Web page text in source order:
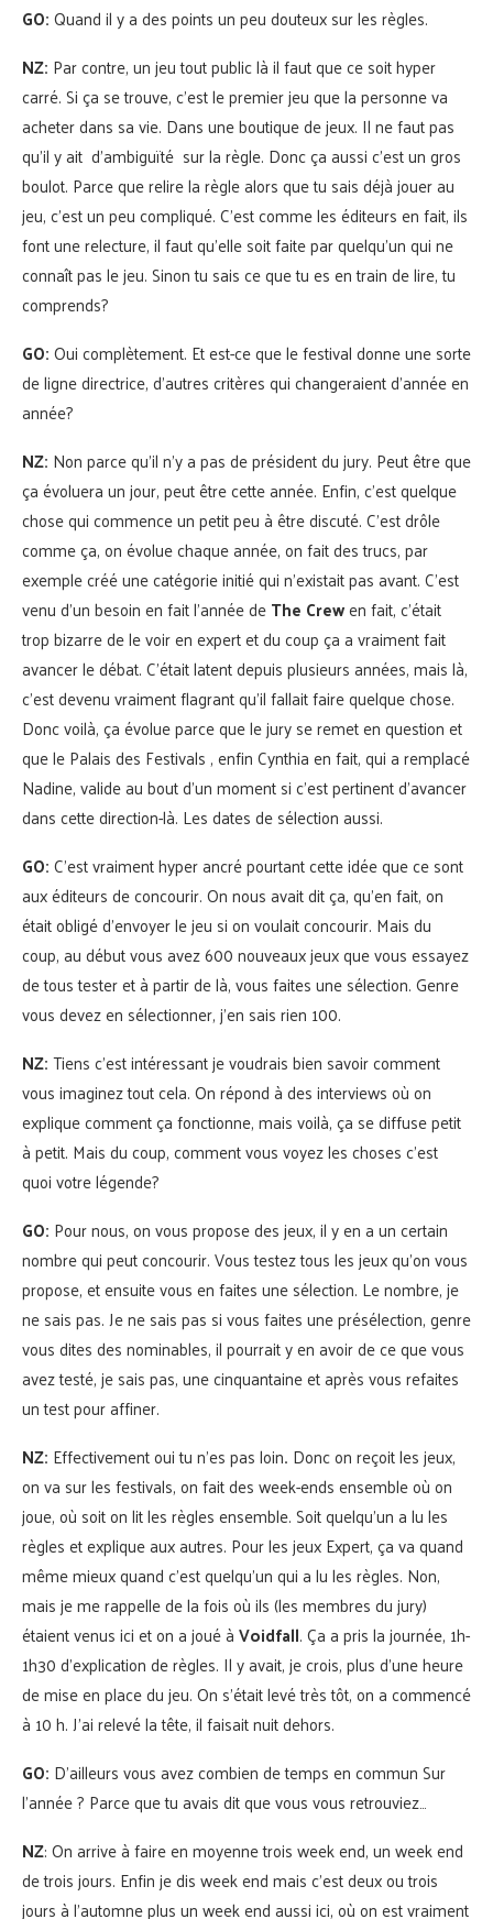
GO:Quand il y a des points un peu douteux sur les règles.
NZ: Par contre, un jeu tout public là il faut que ce soit hyper
carré. Si ça se trouve, c’est le premier jeu que la personne va
acheter dans sa vie. Dans une boutique de jeux. Il ne faut pas
qu’il y ait d’ambiguïté sur la règle. Donc ça aussi c’est un gros
boulot. Parce que relire la règle alors que tu sais déjà jouer au
jeu, c’est un peu compliqué. C’est comme les éditeurs en fait, ils
font une relecture, il faut qu’elle soit faite par quelqu’un qui ne
connaît pas le jeu. Sinon tu sais ce que tu es en train de lire, tu
comprends?
GO:Oui complètement. Et est-ce que le festival donne une sorte
de ligne directrice, d’autres critères qui changeraient d’année en
année?
NZ: Non parce qu’il n’y a pas de président du jury. Peut être que
ça évoluera un jour, peut être cette année. Enfin, c’est quelque
chose qui commence un petit peu à être discuté. C’est drôle
comme ça, on évolue chaque année, on fait des trucs, par
exemple créé une catégorie initié qui n’existait pas avant. C’est
venu d’un besoin en fait l’année deThe Crewen fait, c’était
trop bizarre de le voir en expert et du coup ça a vraiment fait
avancer le débat. C’était latent depuis plusieurs années, mais là,
c’est devenu vraiment flagrant qu’il fallait faire quelque chose.
Donc voilà, ça évolue parce que le jury se remet en question et
que le Palais des Festivals , enfin Cynthia en fait, qui a remplacé
Nadine, valide au bout d’un moment si c’est pertinent d’avancer
dans cette direction-là. Les dates de sélection aussi.
GO:C’est vraiment hyper ancré pourtant cette idée que ce sont
aux éditeurs de concourir. On nous avait dit ça, qu’en fait, on
était obligé d’envoyer le jeu si on voulait concourir. Mais du
coup, au début vous avez 600 nouveaux jeux que vous essayez
de tous tester et à partir de là, vous faites une sélection. Genre
vous devez en sélectionner, j’en sais rien 100.
NZ:Tiens c’est intéressant je voudrais bien savoir comment
vous imaginez tout cela. On répond à des interviews où on
explique comment ça fonctionne, mais voilà, ça se diffuse petit
à petit. Mais du coup, comment vous voyez les choses c’est
quoi votre légende?
GO: Pour nous, on vous propose des jeux, il y en a un certain
nombre qui peut concourir. Vous testez tous les jeux qu’on vous
propose, et ensuite vous en faites une sélection. Le nombre, je
ne sais pas. Je ne sais pas si vous faites une présélection, genre
vous dites des nominables, il pourrait y en avoir de ce que vous
avez testé, je sais pas, une cinquantaine et après vous refaites
un test pour affiner.
NZ: Effectivement oui tu n’es pas loin. Donc on reçoit les jeux,
on va sur les festivals, on fait des week-ends ensemble où on
joue, où soit on lit les règles ensemble. Soit quelqu’un a lu les
règles et explique aux autres. Pour les jeux Expert, ça va quand
même mieux quand c’est quelqu’un qui a lu les règles. Non,
mais je me rappelle de la fois où ils (les membres du jury)
étaient venus ici et on a joué àVoidfall. Ça a pris la journée, 1h-
1h30 d’explication de règles. Il y avait, je crois, plus d’une heure
de mise en place du jeu. On s’était levé très tôt, on a commencé
à 10 h. J’ai relevé la tête, il faisait nuit dehors.
GO: D’ailleurs vous avez combien de temps en commun Sur
l’année ? Parce que tu avais dit que vous vous retrouviez…
NZ: On arrive à faire en moyenne trois week end, un week end
de trois jours. Enfin je dis week end mais c’est deux ou trois
jours à l’automne plus un week end aussi ici, où on est vraiment